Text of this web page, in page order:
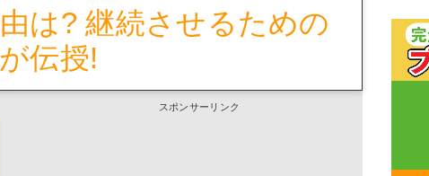
は? 継続させるための
伝授!
スポンサーリンク